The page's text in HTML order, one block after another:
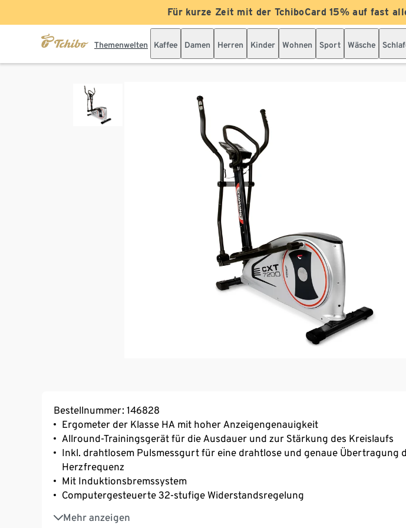
Für kurze Zeit mit der TchiboCard 15% auf fast
Themenwelten Kaffee Damen Herren Kinder Wohnen Sport Wäsche
Bestellnummer: 146828
Ergometer der Klasse HA mit hoher Anzeigengenauigkeit
Allround-Trainingsgerät für die Ausdauer und zur Stärkung des Kreislaufs
Inkl. drahtlosem Pulsmessgurt für eine drahtlose und genaue Übertragung
Herzfrequenz
Mit Induktionsbremssystem
Computergesteuerte 32-stufige Widerstandsregelung
Mehr anzeigen
Ca. 12 kg Schwungmasse
18 Trainingsprogramme